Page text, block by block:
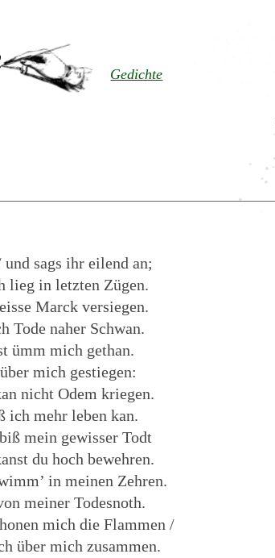
Gedichte
sags ihr eilend an;
lieg in letzten Zügen.
Marck versiegen.
Tode naher Schwan.
ümm mich gethan.
mich gestiegen:
nicht Odem kriegen.
ich mehr leben kan.
mein gewisser Todt
du hoch bewehren.
in meinen Zehren.
meiner Todesnoth.
mich die Flammen /
über mich zusammen.